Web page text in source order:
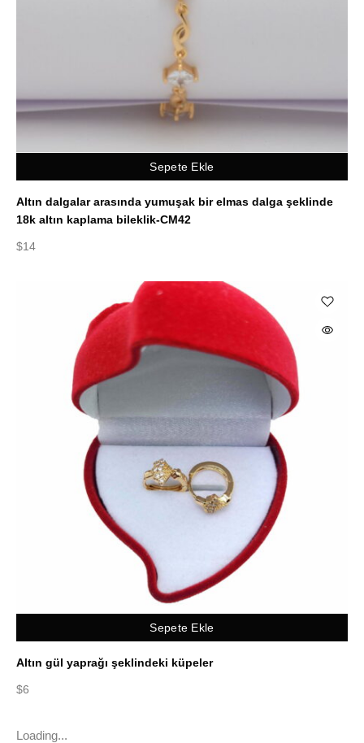
Sepete Ekle
Altın dalgalar arasında yumuşak bir elmas dalga şeklinde
18k altın kaplama bileklik-CM42
$14
Sepete Ekle
Altın gül yaprağı şeklindeki küpeler
$6
Loading...